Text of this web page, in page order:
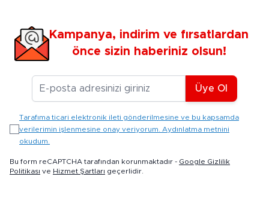
Kampanya, indirim ve fırsatlardan
önce sizin haberiniz olsun!
E-posta Adresiniz
Üye Ol
Tarafıma ticari elektronik ileti gönderilmesine ve bu kapsamda
verilerimin işlenmesine onay veriyorum. Aydınlatma metnini
okudum.
Bu form reCAPTCHA tarafından korunmaktadır - Google Gizlilik
Politikası ve Hizmet Şartları geçerlidir.